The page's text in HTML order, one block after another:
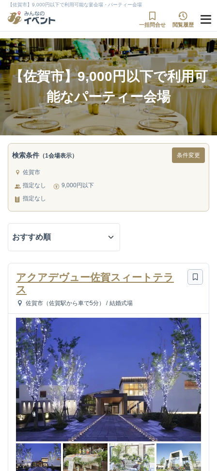
【佐賀市】9,000円以下で利用可能な宴会場・パーティー会場
一括問合せ 閲覧履歴
【佐賀市】9,000円以下で利用可
能なパーティー会場
検索条件 （1会場表示） 条件変更
佐賀市
指定なし
9,000円以下
指定なし
アクアデヴュー佐賀スィートテラ
ス
佐賀市（佐賀駅から車で5分） / 結婚式場